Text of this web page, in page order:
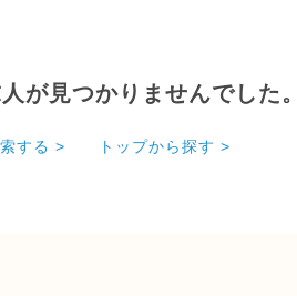
が見つかりませんでした
する > トップから探す >